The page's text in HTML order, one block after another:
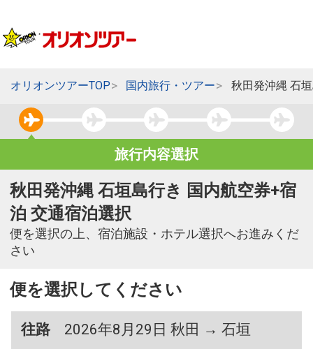
オリオンツアーTOP 国内旅行・ツアー 秋田発沖縄 石
旅行内容選択
秋田発沖縄 石垣島行き 国内航空券+宿
泊 交通宿泊選択
便を選択の上、宿泊施設・ホテル選択へお進みくだ
さい
便を選択してください
往路
2026年8月29日 秋田 → 石垣